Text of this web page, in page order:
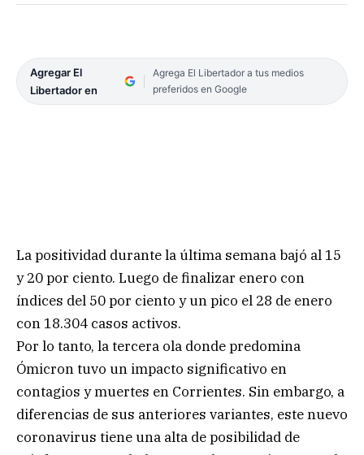
Agregar El
Libertador en
Agrega El Libertador a tus medios
preferidos en Google
La positividad durante la última semana bajó al 15
y 20 por ciento. Luego de finalizar enero con
índices del 50 por ciento y un pico el 28 de enero
con 18.304 casos activos.
Por lo tanto, la tercera ola donde predomina
Ómicron tuvo un impacto significativo en
contagios y muertes en Corrientes. Sin embargo, a
diferencias de sus anteriores variantes, este nuevo
coronavirus tiene una alta de posibilidad de